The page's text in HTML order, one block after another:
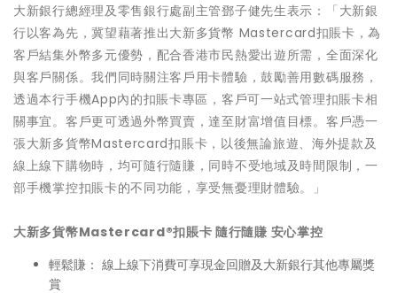
大新銀行總經理及零售銀行處副主管鄧子健先生表示：「大新銀
行以客為先，冀望藉著推出大新多貨幣 Mastercard扣賬卡，為
客戶結集外幣多元優勢，配合香港市民熱愛出遊所需，全面深化
與客戶關係。我們同時關注客戶用卡體驗，鼓勵善用數碼服務，
透過本行手機App內的扣賬卡專區，客戶可一站式管理扣賬卡相
關事宜。客戶更可透過外幣買賣，達至財富增值目標。客戶憑一
張大新多貨幣Mastercard扣賬卡，以後無論旅遊、海外提款及
線上線下購物時，均可隨行隨賺，同時不受地域及時間限制，一
部手機掌控扣賬卡的不同功能，享受無憂理財體驗。」
大新多貨幣Mastercard®扣賬卡 隨行隨賺 安心掌控
輕鬆賺： 線上線下消費可享現金回贈及大新銀行其他專屬獎
賞